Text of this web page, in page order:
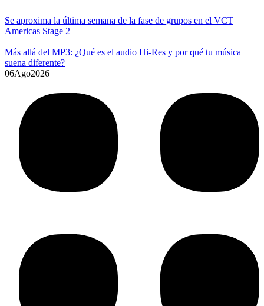
Se aproxima la última semana de la fase de grupos en el VCT
Americas Stage 2
Más allá del MP3: ¿Qué es el audio Hi-Res y por qué tu música
suena diferente?
06Ago2026